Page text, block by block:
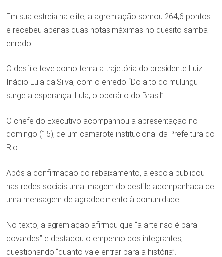
Em sua estreia na elite, a agremiação somou 264,6 pontos
e recebeu apenas duas notas máximas no quesito samba-
enredo.
O desfile teve como tema a trajetória do presidente Luiz
Inácio Lula da Silva, com o enredo “Do alto do mulungu
surge a esperança: Lula, o operário do Brasil”.
O chefe do Executivo acompanhou a apresentação no
domingo (15), de um camarote institucional da Prefeitura do
Rio.
Após a confirmação do rebaixamento, a escola publicou
nas redes sociais uma imagem do desfile acompanhada de
uma mensagem de agradecimento à comunidade.
No texto, a agremiação afirmou que “a arte não é para
covardes” e destacou o empenho dos integrantes,
questionando “quanto vale entrar para a história”.